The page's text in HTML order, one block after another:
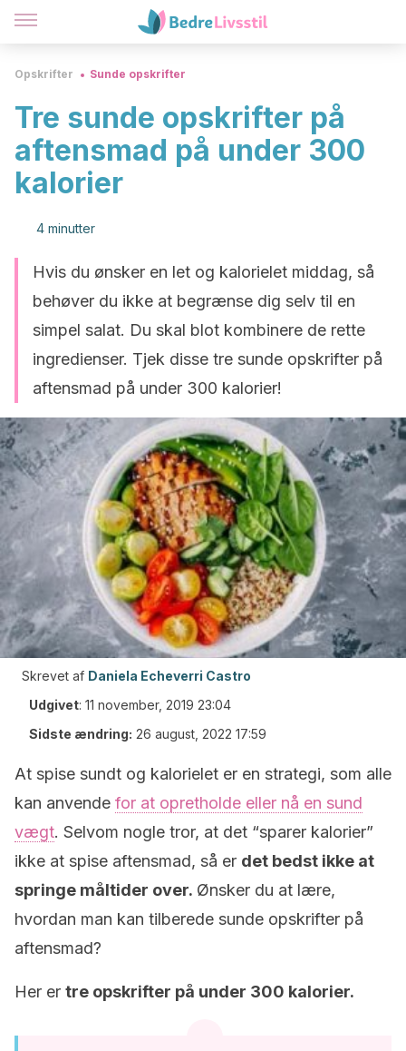
Opskrifter Sunde opskrifter
Tre sunde opskrifter på
aftensmad på under 300
kalorier
4 minutter
Hvis du ønsker en let og kalorielet middag, så
behøver du ikke at begrænse dig selv til en
simpel salat. Du skal blot kombinere de rette
ingredienser. Tjek disse tre sunde opskrifter på
aftensmad på under 300 kalorier!
Skrevet af Daniela Echeverri Castro
Udgivet: 11 november, 2019 23:04
Sidste ændring: 26 august, 2022 17:59
At spise sundt og kalorielet er en strategi, som alle
kan anvende for at opretholde eller nå en sund
vægt. Selvom nogle tror, at det “sparer kalorier”
ikke at spise aftensmad, så er det bedst ikke at
springe måltider over. Ønsker du at lære,
hvordan man kan tilberede sunde opskrifter på
aftensmad?
Her er tre opskrifter på under 300 kalorier.